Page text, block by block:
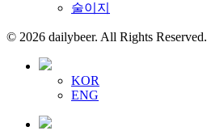
술이지
© 2026 dailybeer. All Rights Reserved.
KOR
ENG